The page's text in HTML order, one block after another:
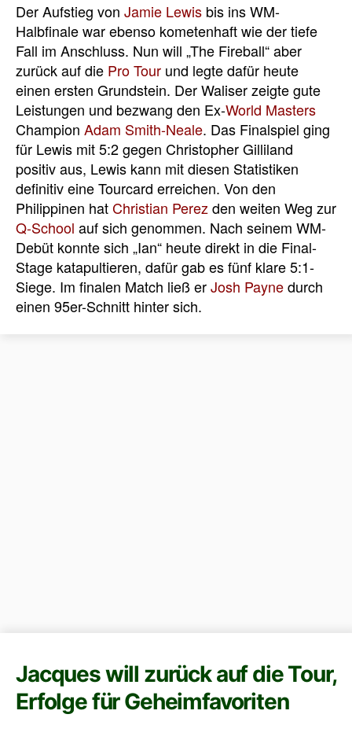
Der Aufstieg von Jamie Lewis bis ins WM-
Halbfinale war ebenso kometenhaft wie der tiefe
Fall im Anschluss. Nun will „The Fireball“ aber
zurück auf die Pro Tour und legte dafür heute
einen ersten Grundstein. Der Waliser zeigte gute
Leistungen und bezwang den Ex-World Masters
Champion Adam Smith-Neale. Das Finalspiel ging
für Lewis mit 5:2 gegen Christopher Gilliland
positiv aus, Lewis kann mit diesen Statistiken
definitiv eine Tourcard erreichen. Von den
Philippinen hatChristian Perezden weiten Weg zur
Q-School auf sich genommen. Nach seinem WM-
Debüt konnte sich „Ian“ heute direkt in die Final-
Stage katapultieren, dafür gab es fünf klare 5:1-
Siege. Im finalen Match ließ erJosh Paynedurch
einen 95er-Schnitt hinter sich.
Jacques will zurück auf die Tour,
Erfolge für Geheimfavoriten